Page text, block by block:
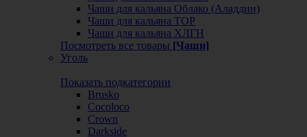
Чаши для кальяна Облако (Аладдин)
Чаши для кальяна ТОР
Чаши для кальяна ХЛГН
Посмотреть все товары [Чаши]
Уголь
Показать подкатегории
Brusko
Cocoloco
Crown
Darkside